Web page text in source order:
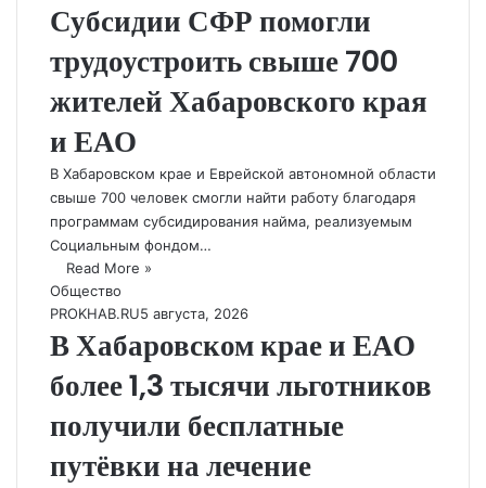
Субсидии СФР помогли
трудоустроить свыше 700
жителей Хабаровского края
и ЕАО
В Хабаровском крае и Еврейской автономной области
свыше 700 человек смогли найти работу благодаря
программам субсидирования найма, реализуемым
Социальным фондом…
Read More »
Общество
PROKHAB.RU5 августа, 2026
В Хабаровском крае и ЕАО
более 1,3 тысячи льготников
получили бесплатные
путёвки на лечение